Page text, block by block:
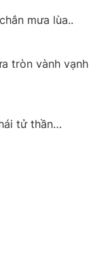
mưa lùa..
tròn vành vạnh
tử thần…